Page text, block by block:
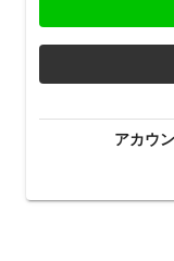
アカウ